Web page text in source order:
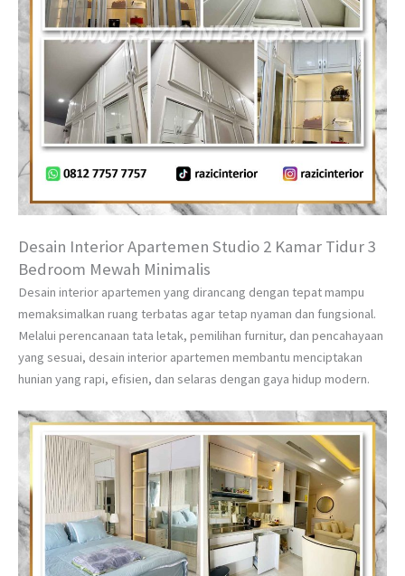
Desain Interior Apartemen Studio 2 Kamar Tidur 3
Bedroom Mewah Minimalis
Desain interior apartemen yang dirancang dengan tepat mampu
memaksimalkan ruang terbatas agar tetap nyaman dan fungsional.
Melalui perencanaan tata letak, pemilihan furnitur, dan pencahayaan
yang sesuai, desain interior apartemen membantu menciptakan
hunian yang rapi, efisien, dan selaras dengan gaya hidup modern.